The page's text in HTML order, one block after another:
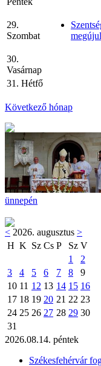
29.
Szombat
30.
Vasárnap
31. Hétfő
Következő hónap
ünnepén
< 2026. augusztus >
H K Sz Cs P Sz V
1
2
3
4 5 6 7 8
9
10 11 12 13 14 15 16
17 18 19 20 21 22 23
24 25 26 27 28 29 30
31
2026.08.14. péntek
Székesfehérvár